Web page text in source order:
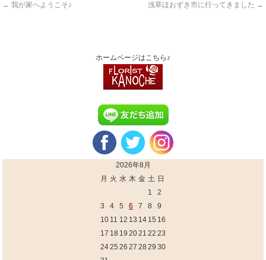
← 我が家へようこそ♪ 浅草ほおずき市に行ってきました →
ホームページはこちら♪
2026年8月
月 火 水 木 金 土 日
1
2
3
4 5 6 7 8
9
10 11 12 13 14 15 16
17 18 19 2021 22 23
2425 26 27 28 29 30